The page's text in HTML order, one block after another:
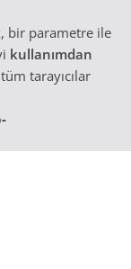
bir parametre ile
kullanımdan
tarayıcılar